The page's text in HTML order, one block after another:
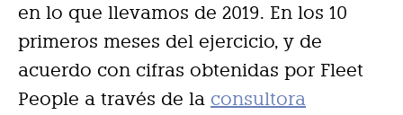
en lo que llevamos de 2019. En los 10
primeros meses del ejercicio, y de
acuerdo con cifras obtenidas por Fleet
People a través de la consultora